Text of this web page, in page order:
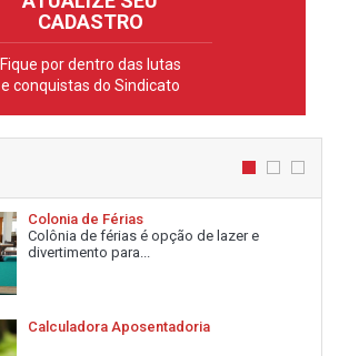
CADASTRO
Fique por dentro das lutas
e conquistas do Sindicato
Colonia de Férias
Colônia de férias é opção de lazer e
divertimento para...
Calculadora Aposentadoria